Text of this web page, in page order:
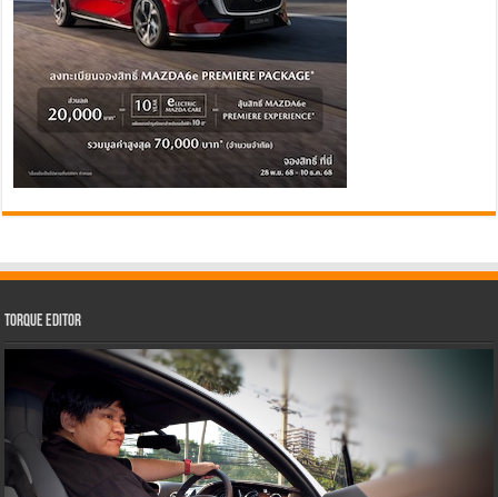
Torque Editor